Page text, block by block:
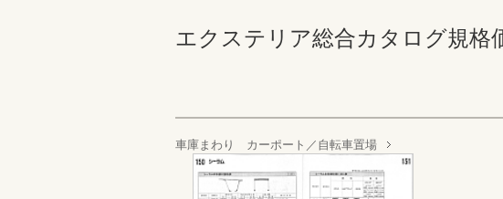
エクステリア総合カタログ規格
車庫まわり カーポート／自転車置場